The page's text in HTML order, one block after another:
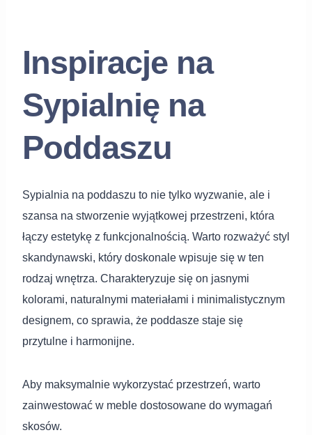
Inspiracje na
Sypialnię na
Poddaszu
Sypialnia na poddaszu to nie tylko wyzwanie, ale i
szansa na stworzenie wyjątkowej przestrzeni, która
łączy estetykę z funkcjonalnością. Warto rozważyć styl
skandynawski, który doskonale wpisuje się w ten
rodzaj wnętrza. Charakteryzuje się on jasnymi
kolorami, naturalnymi materiałami i minimalistycznym
designem, co sprawia, że poddasze staje się
przytulne i harmonijne.
Aby maksymalnie wykorzystać przestrzeń, warto
zainwestować w meble dostosowane do wymagań
skosów.